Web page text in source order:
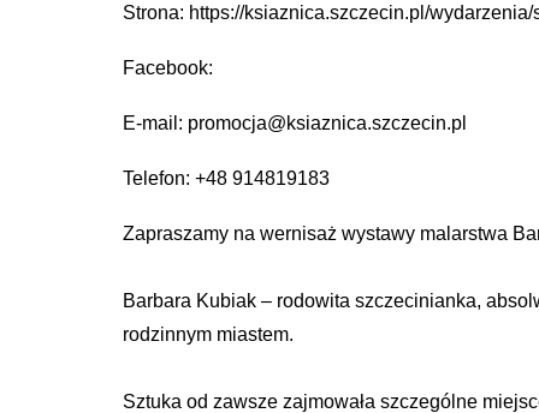
Strona: https://ksiaznica.szczecin.pl/
Facebook:
E-mail: promocja@ksiaznica.szczecin.pl
Telefon: +48 914819183
Zapraszamy na wernisaż wystawy malarstwa
Barbara Kubiak – rodowita szczecinianka,
rodzinnym miastem.
Sztuka od zawsze zajmowała szczególne